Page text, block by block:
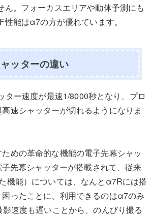
ん。フォーカスエリアや動体予測にも
能はα7の方が優れています。
ッターの違い
ー速度が最速1/8000秒となり、プロ
速シャッターが切れるようになりま
めの革命的な機能の電子先幕シャッ
先幕シャッターが搭載されて、従来
機能）については、なんとα7Rには搭
ったことに、利用できるのはα7のみ
速度も遅いことから、のんびり撮る